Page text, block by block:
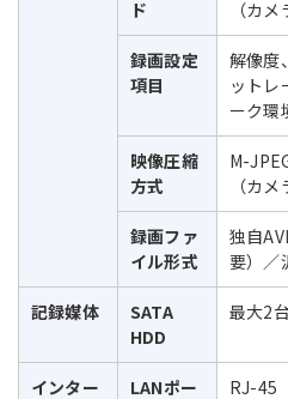
ド （カメ
録画設定
項目
解像度
ットレ
ーク環
映像圧縮
方式
M-
（カメ
録画ファ
イル形式
独自
要）／
記録媒体
SATA
HDD
最大2
インター
LANポー
RJ-45